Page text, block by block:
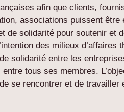
afin que clients,
associations puissent être
de solidarité pour soutenir et
des milieux d’affaires
solidarité entre les
entre tous ses membres.
se rencontrer et de travailler